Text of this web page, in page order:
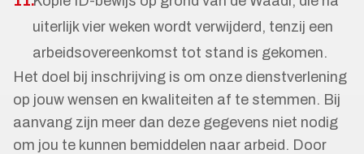
uiterlijk vier weken wordt verwijderd, tenzij een
arbeidsovereenkomst tot stand is gekomen.
Het doel bij inschrijving is om onze dienstverlening
op jouw wensen en kwaliteiten af te stemmen. Bij
aanvang zijn meer dan deze gegevens niet nodig
om jou te kunnen bemiddelen naar arbeid. Door